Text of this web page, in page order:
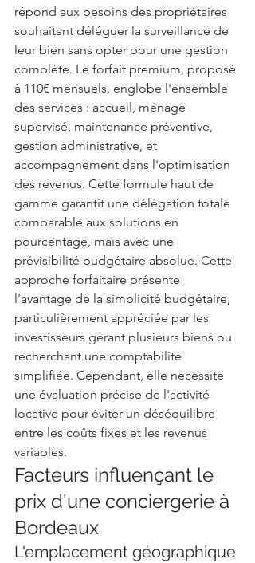
répond aux besoins des propriétaires
souhaitant déléguer la surveillance de
leur bien sans opter pour une gestion
complète. Le forfait premium, proposé
à 110€ mensuels, englobe l'ensemble
des services : accueil, ménage
supervisé, maintenance préventive,
gestion administrative, et
accompagnement dans l'optimisation
des revenus. Cette formule haut de
gamme garantit une délégation totale
comparable aux solutions en
pourcentage, mais avec une
prévisibilité budgétaire absolue. Cette
approche forfaitaire présente
l'avantage de la simplicité budgétaire,
particulièrement appréciée par les
investisseurs gérant plusieurs biens ou
recherchant une comptabilité
simplifiée. Cependant, elle nécessite
une évaluation précise de l'activité
locative pour éviter un déséquilibre
entre les coûts fixes et les revenus
variables.
Facteurs influençant le
prix d'une conciergerie à
Bordeaux
L'emplacement géographique